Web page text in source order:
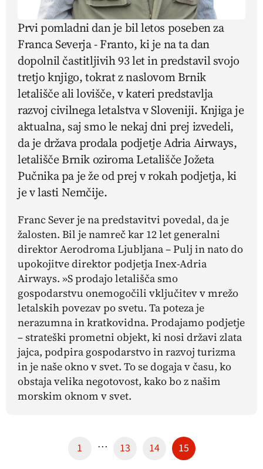
Prvi pomladni dan je bil letos poseben za
Franca Severja - Franto, ki je na ta dan
dopolnil častitljivih 93 let in predstavil svojo
tretjo knjigo, tokrat z naslovomBrnik
letališče ali lovišče, v kateripredstavlja
razvoj civilnega letalstva v Sloveniji. Knjiga je
aktualna, saj smo le nekaj dni prej izvedeli,
da je država prodala podjetje Adria Airways,
letališče Brnik oziroma Letališče Jožeta
Pučnika pa je že od prej v rokah podjetja, ki
je v lasti Nemčije.
Franc Sever je na predstavitvi povedal, da je
žalosten. Bil je namreč kar 12 let generalni
direktor Aerodroma Ljubljana – Pulj in nato do
upokojitve direktor podjetja Inex-Adria
Airways. »S prodajo letališča smo
gospodarstvu onemogočili vključitev v mrežo
letalskih povezav po svetu. Ta poteza je
nerazumna in kratkovidna. Prodajamo podjetje
– strateški prometni objekt, ki nosi državi zlata
jajca, podpira gospodarstvo in razvoj turizma
in je naše okno v svet. To se dogaja v času, ko
obstaja velika negotovost, kako bo z našim
morskim oknom v svet.
1 … 13 14 15